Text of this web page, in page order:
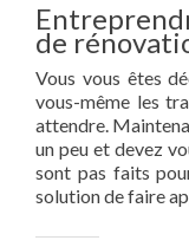
de
Vous vous êtes
vous-même les
attendre.
un peu et devez
sont pas faits
solution de faire